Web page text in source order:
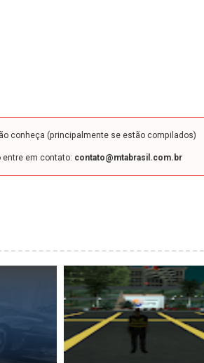
conheça (principalmente se estão compilados)
entre em contato: contato@mtabrasil.com.br